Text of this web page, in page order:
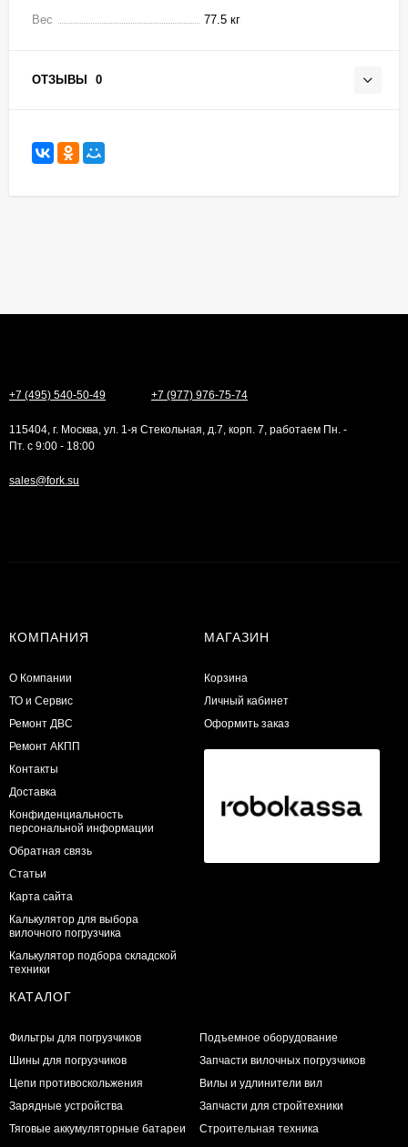
Вес
77.5 кг
ОТЗЫВЫ 0
+7 (495) 540-50-49 +7 (977) 976-75-74
115404, г. Москва, ул. 1-я Стекольная, д.7, корп. 7, работаем Пн. -
Пт. с 9:00 - 18:00
sales@fork.su
КОМПАНИЯ
О Компании
ТО и Сервис
​Ремонт ДВС
Ремонт АКПП
Контакты
Доставка
Конфиденциальность
персональной информации
Обратная связь
Статьи
Карта сайта
Калькулятор для выбора
вилочного погрузчика
Калькулятор подбора складской
техники
МАГАЗИН
Корзина
Личный кабинет
Оформить заказ
КАТАЛОГ
Фильтры для погрузчиков
Шины для погрузчиков
Цепи противоскольжения
Зарядные устройства
Тяговые аккумуляторные батареи
Подъемное оборудование
Запчасти вилочных погрузчиков
Вилы и удлинители вил
Запчасти для стройтехники
Строительная техника